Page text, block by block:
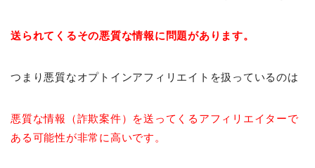
送られてくるその悪質な情報に問題があります。
つまり悪質なオプトインアフィリエイトを扱っているのは
悪質な情報（詐欺案件）を送ってくるアフィリエイターで
ある可能性が非常に高いです。